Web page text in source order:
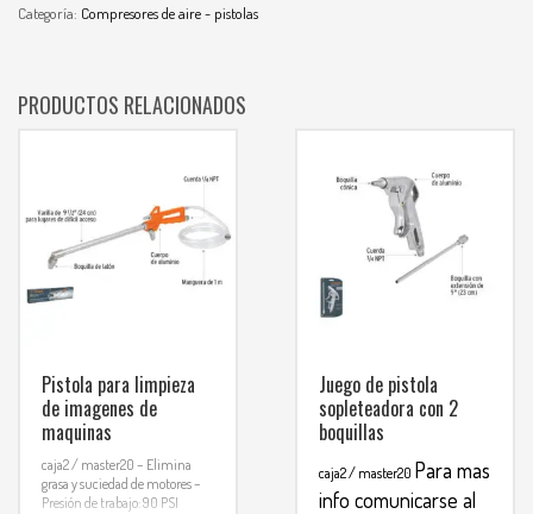
Categoría: Compresores de aire - pistolas
PRODUCTOS RELACIONADOS
Pistola para limpieza
de imagenes de
maquinas
caja2 / master20 – Elimina
grasa y suciedad de motores–
Presión de trabajo: 90 PSI
Juego de pistola
sopleteadora con 2
boquillas
caja2 / master20 Para mas
info comunicarse al